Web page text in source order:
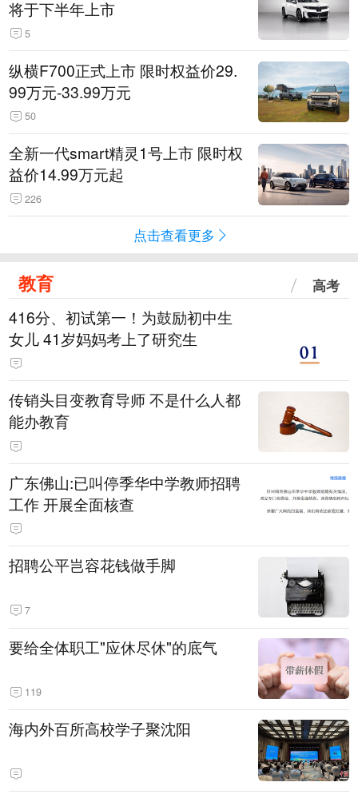
将于下半年上市
5
纵横F700正式上市 限时权益价29.
99万元-33.99万元
50
全新一代smart精灵1号上市 限时权
益价14.99万元起
226
点击查看更多
教育 高考
416分、初试第一！为鼓励初中生
女儿 41岁妈妈考上了研究生
传销头目变教育导师 不是什么人都
能办教育
广东佛山:已叫停季华中学教师招聘
工作 开展全面核查
招聘公平岂容花钱做手脚
7
要给全体职工"应休尽休"的底气
119
海内外百所高校学子聚沈阳